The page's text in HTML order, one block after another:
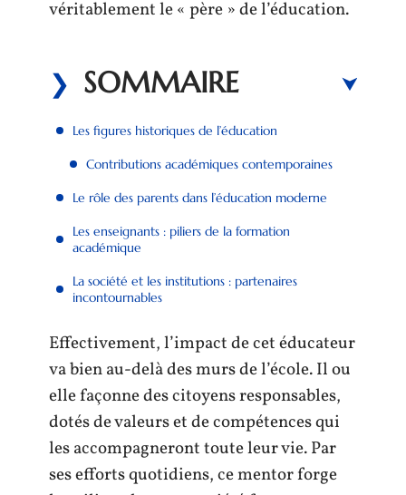
véritablement le « père » de l’éducation.
SOMMAIRE
Les figures historiques de l’éducation
Contributions académiques contemporaines
Le rôle des parents dans l’éducation moderne
Les enseignants : piliers de la formation
académique
La société et les institutions : partenaires
incontournables
Effectivement, l’impact de cet éducateur
va bien au-delà des murs de l’école. Il ou
elle façonne des citoyens responsables,
dotés de valeurs et de compétences qui
les accompagneront toute leur vie. Par
ses efforts quotidiens, ce mentor forge